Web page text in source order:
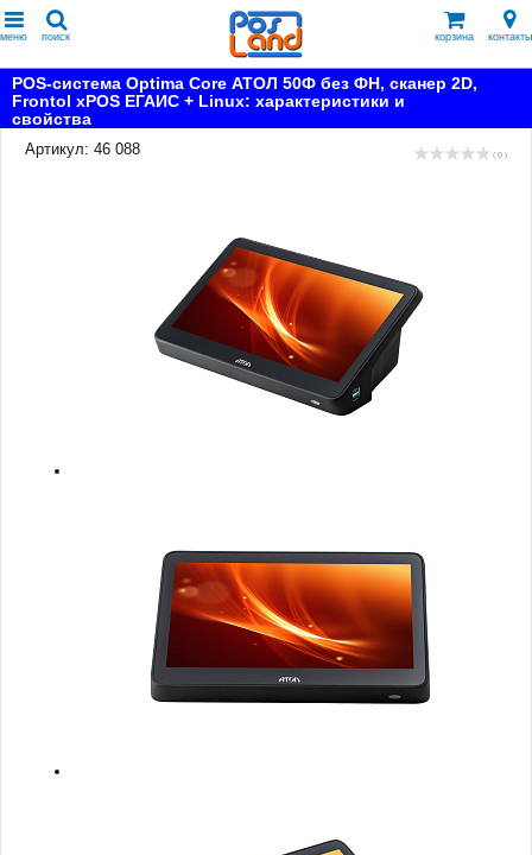
меню поиск корзина контакты
POS-система Optima Core АТОЛ 50Ф без ФН, сканер 2D,
Frontol xPOS ЕГАИС + Linux: характеристики и
свойства
Артикул: 46 088
( 0 )